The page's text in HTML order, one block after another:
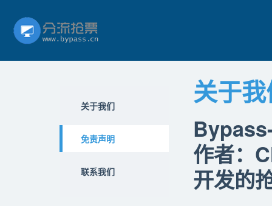
关于我们
免责声明
联系我们
关于
作者：
开发的